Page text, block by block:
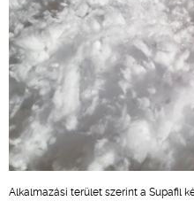
Alkalmazási terület szerint a Supafil